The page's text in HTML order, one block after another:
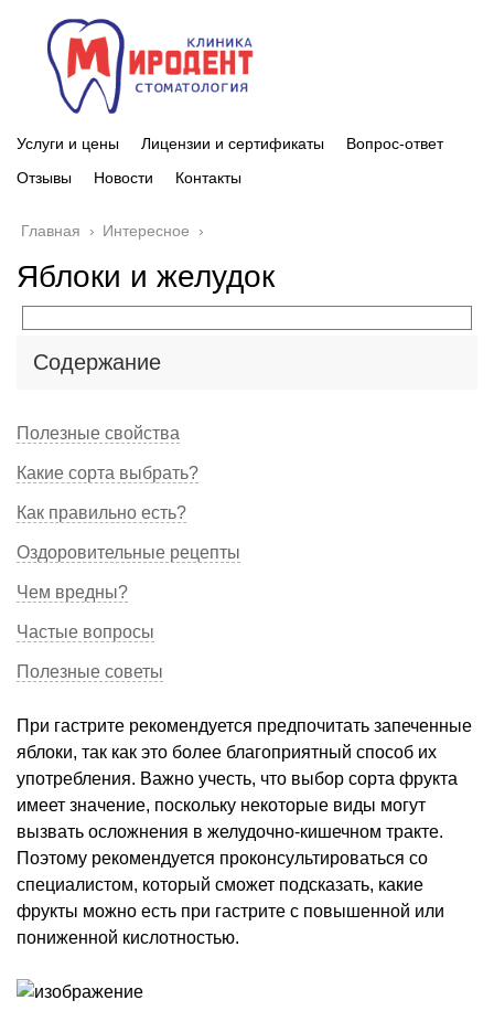
Услуги и цены Лицензии и сертификаты
Вопрос-ответ
Отзывы
Новости Контакты
Главная › Интересное ›
Яблоки и желудок
Содержание
Полезные свойства
Какие сорта выбрать?
Как правильно есть?
Оздоровительные рецепты
Чем вредны?
Частые вопросы
Полезные советы
При гастрите рекомендуется предпочитать запеченные
яблоки, так как это более благоприятный способ их
употребления. Важно учесть, что выбор сорта фрукта
имеет значение, поскольку некоторые виды могут
вызвать осложнения в желудочно-кишечном тракте.
Поэтому рекомендуется проконсультироваться со
специалистом, который сможет подсказать, какие
фрукты можно есть при гастрите с повышенной или
пониженной кислотностью.